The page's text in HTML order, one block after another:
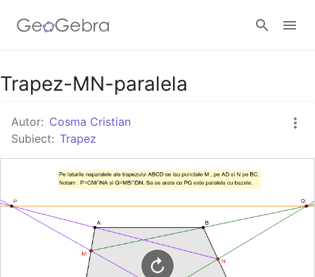
Google Classroom
GeoGebra Classroom
Autentificare
Trapez-MN-paralela
Autor: Cosma Cristian
Subiect: Trapez